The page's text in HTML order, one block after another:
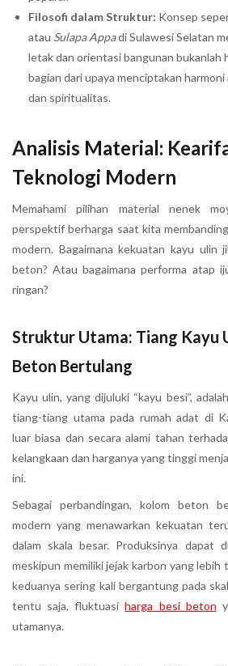
Filosofi dalam Struktur: Konsep
atau Sulapa Appadi Sulawesi Selatan
letak dan orientasi bangunan bukanlah
bagian dari upaya menciptakan harmoni
dan spiritualitas.
Analisis Material:
Teknologi Modern
Memahami pilihan material nenek
perspektif berharga saat kita
modern. Bagaimana kekuatan kayu ulin
beton? Atau bagaimana performa atap
ringan?
Struktur Utama: Tiang Kayu
Beton Bertulang
Kayu ulin, yang dijuluki “kayu besi”,
tiang-tiang utama pada rumah adat di
luar biasa dan secara alami tahan
kelangkaan dan harganya yang tinggi
ini.
Sebagai perbandingan, kolom beton
modern yang menawarkan kekuatan
dalam skala besar. Produksinya dapat
meskipun memiliki jejak karbon yang
keduanya sering kali bergantung pada
tentu saja, fluktuasiharga besi beton
utamanya.